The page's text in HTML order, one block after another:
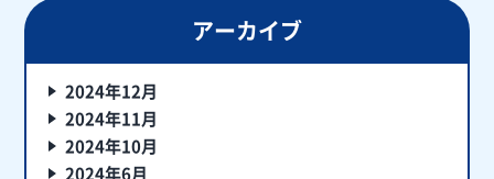
アーカイブ
2024年12月
2024年11月
2024年10月
2024年6月